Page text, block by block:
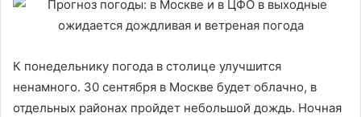
К понедельнику погода в столице улучшится
ненамного. 30 сентября в Москве будет облачно, в
отдельных районах пройдет небольшой дождь. Ночная